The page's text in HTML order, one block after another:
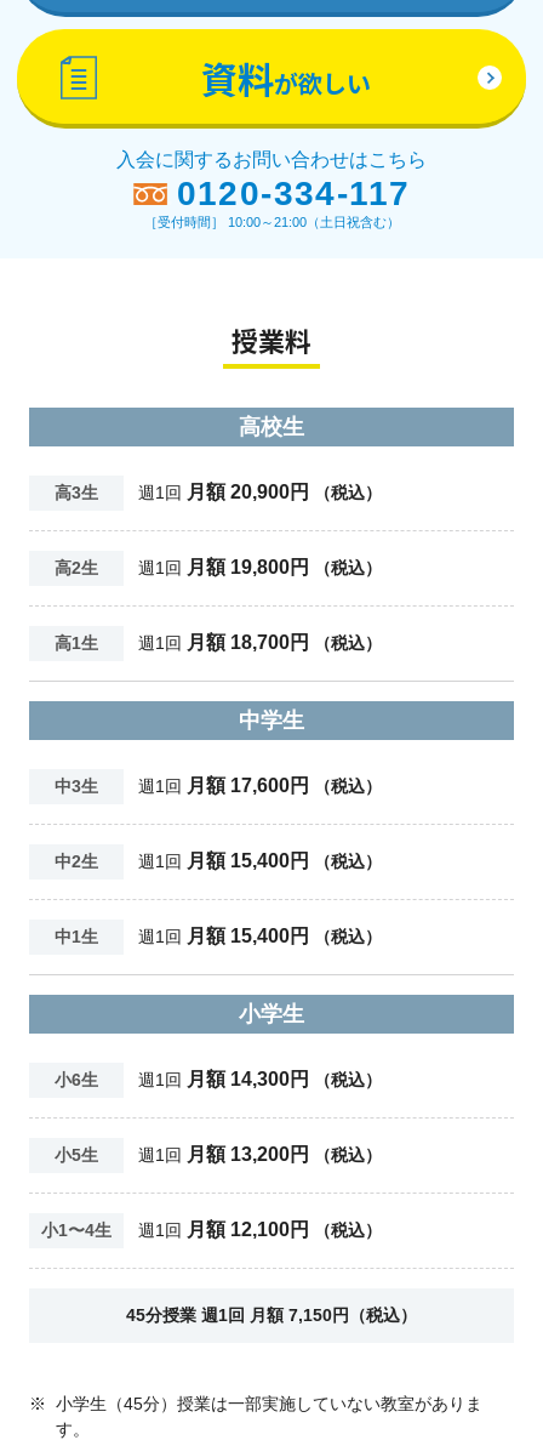
資料が欲しい
入会に関するお問い合わせはこちら
0120-334-117
［受付時間］ 10:00～21:00（土日祝含む）
授業料
高校生
高3生 週1回 月額 20,900円 （税込）
高2生 週1回 月額 19,800円 （税込）
高1生 週1回 月額 18,700円 （税込）
中学生
中3生 週1回 月額 17,600円 （税込）
中2生 週1回 月額 15,400円 （税込）
中1生 週1回 月額 15,400円 （税込）
小学生
小6生 週1回 月額 14,300円 （税込）
小5生 週1回 月額 13,200円 （税込）
小1〜4生 週1回 月額 12,100円 （税込）
45分授業 週1回 月額 7,150円（税込）
※
小学生（45分）授業は一部実施していない教室がありま
す。